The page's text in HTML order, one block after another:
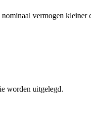
vermogen
worden uitgelegd.